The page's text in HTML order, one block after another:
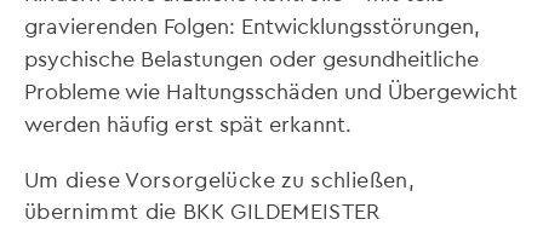
gravierenden Folgen: Entwicklungsstörungen,
psychische Belastungen oder gesundheitliche
Probleme wie Haltungsschäden und Übergewicht
werden häufig erst spät erkannt.
Um diese Vorsorgelücke zu schließen,
übernimmt die BKK GILDEMEISTER